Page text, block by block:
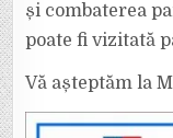
și combaterea
poate fi vizitată
Vă așteptăm la